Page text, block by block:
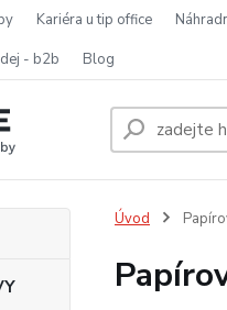
kariéra u tip office
- b2b blog
Úvod